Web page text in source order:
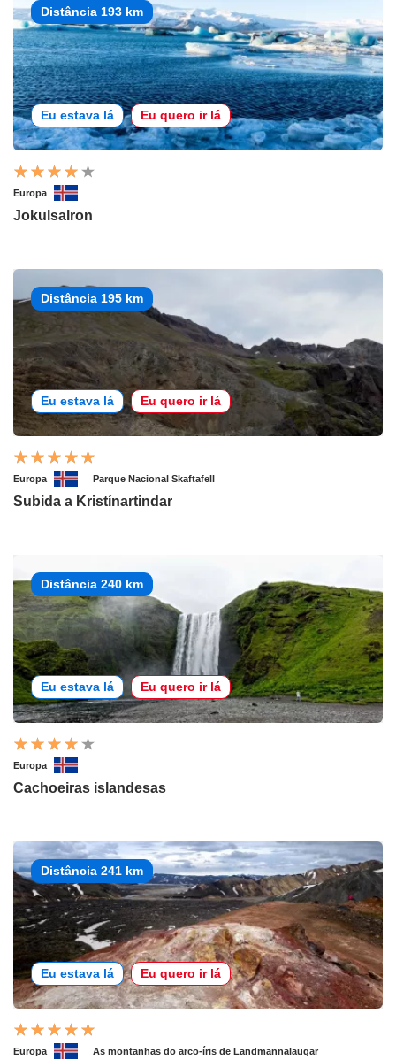
Distância 193 km
Eu estava lá Eu quero ir lá
Europa
Jokulsalron
Distância 195 km
Eu estava lá Eu quero ir lá
Europa Parque Nacional Skaftafell
Subida a Kristínartindar
Distância 240 km
Eu estava lá Eu quero ir lá
Europa
Cachoeiras islandesas
Distância 241 km
Eu estava lá Eu quero ir lá
Europa As montanhas do arco-íris de Landmannalaugar